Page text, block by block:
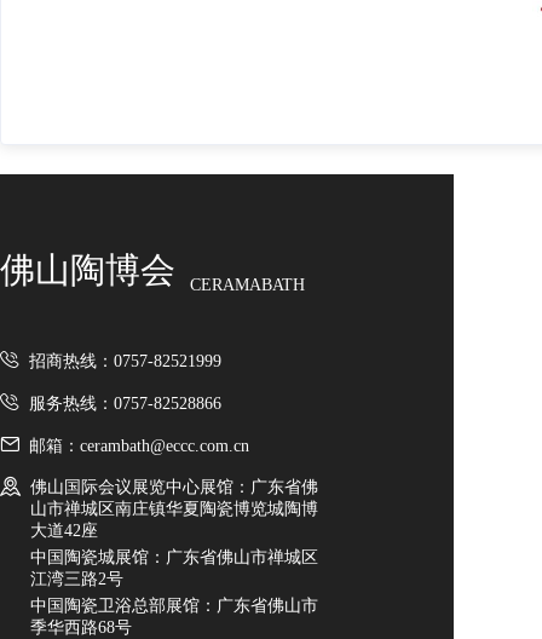
佛山陶博会 CERAMABATH
招商热线：0757-82521999
服务热线：0757-82528866
邮箱：cerambath@eccc.com.cn
佛山国际会议展览中心展馆：广东省佛
山市禅城区南庄镇华夏陶瓷博览城陶博
大道42座
中国陶瓷城展馆：广东省佛山市禅城区
江湾三路2号
中国陶瓷卫浴总部展馆：广东省佛山市
季华西路68号